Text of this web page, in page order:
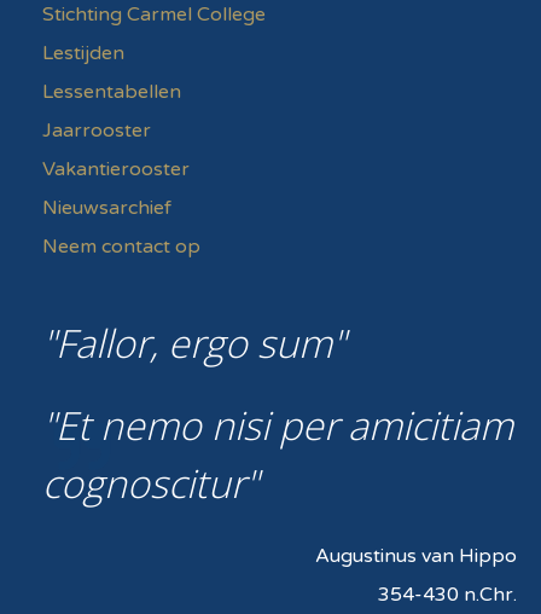
Stichting Carmel College
Lestijden
Lessentabellen
Jaarrooster
Vakantierooster
Nieuwsarchief
Neem contact op
Fallor, ergo sum
Et nemo nisi per amicitiam
cognoscitur
Augustinus van Hippo
354-430 n.Chr.